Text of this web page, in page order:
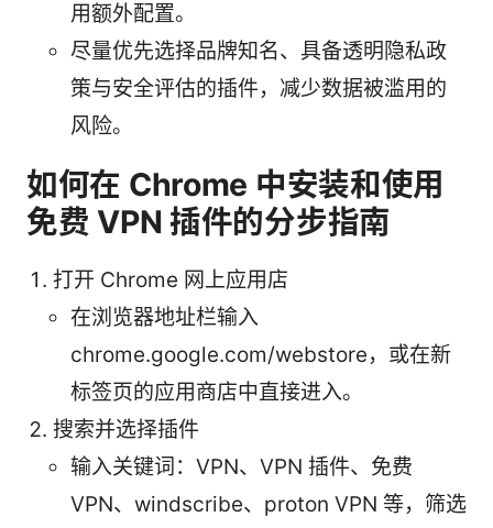
用额外配置。
尽量优先选择品牌知名、具备透明隐私政
策与安全评估的插件，减少数据被滥用的
风险。
如何在 Chrome 中安装和使用
免费 VPN 插件的分步指南
打开 Chrome 网上应用店
在浏览器地址栏输入
chrome.google.com/webstore，或在新
标签页的应用商店中直接进入。
搜索并选择插件
输入关键词：VPN、VPN 插件、免费
VPN、windscribe、proton VPN 等，筛选